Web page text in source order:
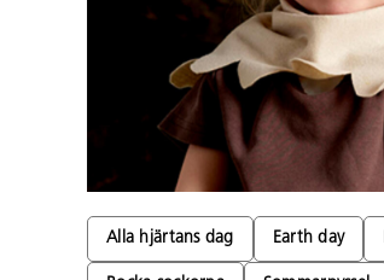
Alla hjärtans dag Earth day